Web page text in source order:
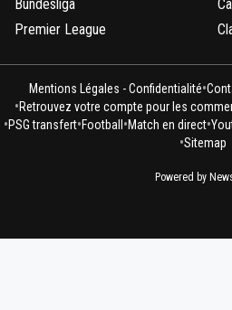
Bundesliga
Premier League
Mentions Légales - Confidentialité•
•Retrouvez votre compte pour les
•PSG transfert•Football •Match en direct•
•Sitemap
Powered by